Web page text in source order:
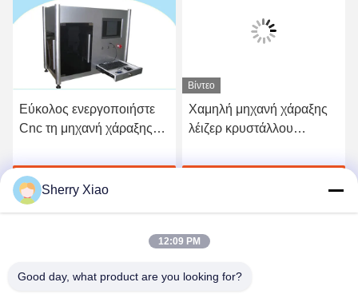
Εύκολος ενεργοποιήστε
Cnc τη μηχανή χάραξης
τρισδιάστατο σταύλο
μηχανών χαρακτικής
λέιζερ
Βρείτε την καλύτερη τιμή
Βίντεο
Χαμηλή μηχανή χάραξης
λέιζερ κρυστάλλου
τρισδιάστατη 0.070.12mm
Sherry Xiao
12:09 PM
Good day, what product are you looking for?